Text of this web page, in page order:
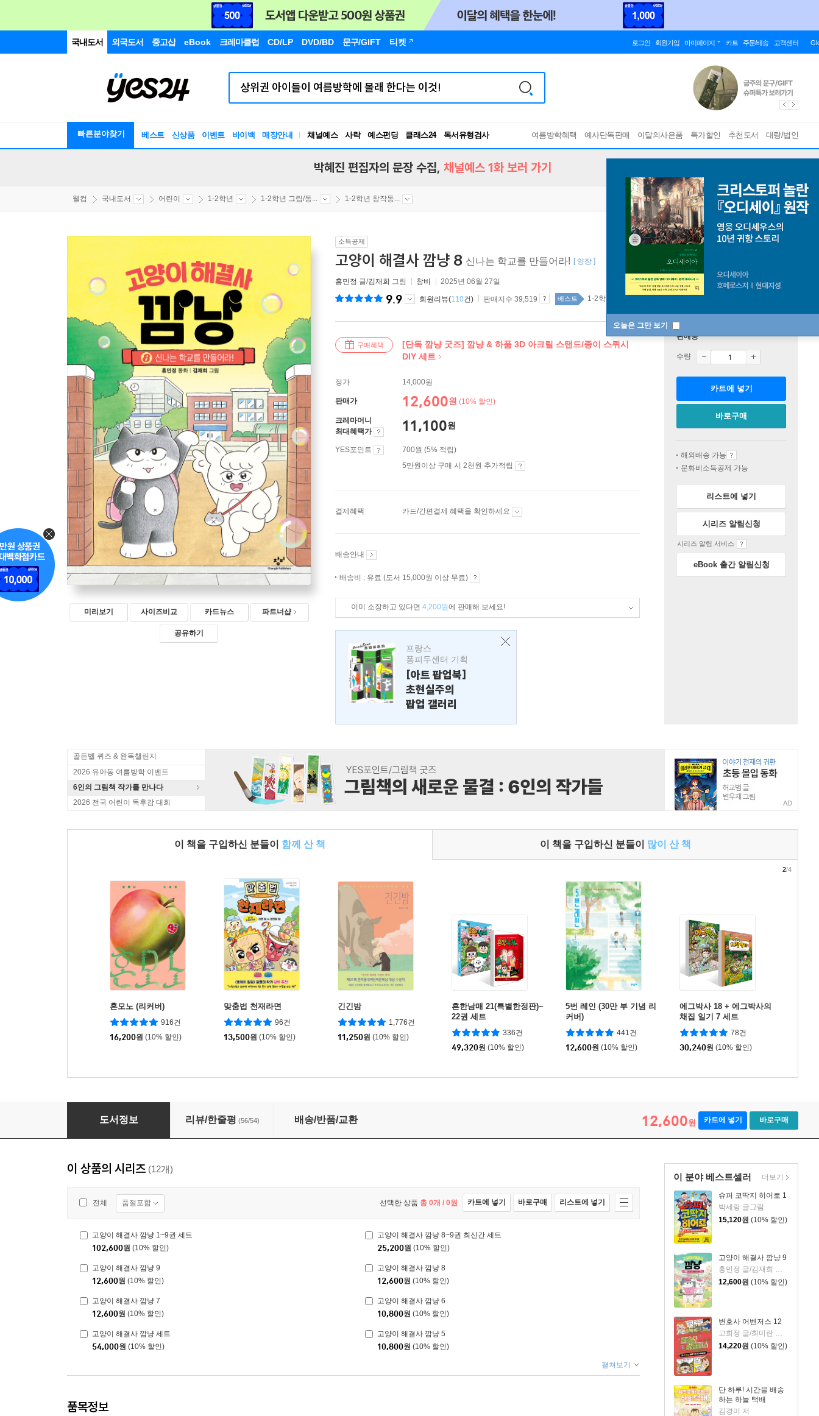
국내도서 외국도서 중고샵 eBook 크레마클럽 CD/LP DVD/BD 문구/GIFT 티켓 로그인 회원가입 마이페이지 카트 주문/배송 고객센터
빠른분야찾기 베스트 신상품 이벤트 바이백 매장안내 채널예스 사락 예스펀딩 클래스24
독서유형검사
RBTI Lab
여름방학혜택 예사단독판매 이달의사은품 특가할인 추천도서 대량/법인
오늘은 그만 보기
박혜진 편집자의 문장 수집, 채널예스 1화 보러 가기
웰컴 국내도서 어린이 1-2학년 1-2학년 그림/동... 1-2학년 창작동...
미리보기 사이즈비교 카드뉴스 파트너샵
공유하기
소득공제
고양이 해결사 깜냥 8 신나는 학교를 만들어라! [ 양장 ]
홍민정 글/김재희 그림 창비 2025년 06월 27일
9.9 회원리뷰(110건) 판매지수 39,519 베스트 1-2학년 68위
구매혜택
[단독 깜냥 굿즈] 깜냥 & 하품 3D 아크릴 스탠드/종이 스퀴시
DIY 세트
정가 14,000원
판매가 12,600원 (10% 할인)
크레마머니
최대혜택가
11,100원
YES포인트
700원 (5% 적립)
5만원이상 구매 시 2천원 추가적립
결제혜택 카드/간편결제 혜택을 확인하세요
배송안내
배송비 : 유료 (도서 15,000원 이상 무료)
이미 소장하고 있다면 4,200원에 판매해 보세요!
프랑스
퐁피두센터 기획
[아트 팝업북]
초현실주의
팝업 갤러리
판매중
수량
카트에 넣기
바로구매
해외배송 가능
문화비소득공제 가능
리스트에 넣기
시리즈 알림신청
시리즈 알림 서비스
eBook 출간 알림신청
골든벨 퀴즈 & 완독챌린지
2026 유아동 여름방학 이벤트
6인의 그림책 작가를 만나다
2026 전국 어린이 독후감 대회
AD
이 책을 구입하신 분들이 함께 산 책 이 책을 구입하신 분들이 많이 산 책
혼모노 (리커버)
916건
16,200원 (10% 할인)
맞춤법 천재라면
96건
13,500원 (10% 할인)
긴긴밤
1,776건
11,250원 (10% 할인)
흔한남매 21(특별한정판)~
22권 세트
336건
49,320원 (10% 할인)
5번 레인 (30만 부 기념 리
커버)
441건
12,600원 (10% 할인)
에그박사 18 + 에그박사의
채집 일기 7 세트
78건
30,240원 (10% 할인)
2/4
고양이 해결사 깜냥 8
도서정보 리뷰/한줄평 (56/54) 배송/반품/교환 12,600원 카트에 넣기 바로구매
이 분야 베스트셀러
슈퍼 코딱지 히어로 1
박세랑 글그림
15,120원 (10% 할인)
고양이 해결사 깜냥 9
홍민정 글/김재희 그림
12,600원 (10% 할인)
변호사 어벤저스 12
고희정 글/최미란 그림/신주영 감수
14,220원 (10% 할인)
단 하루! 시간을 배송
하는 하늘 택배
김경미 저
더보기
이 상품의 시리즈 (12개)
전체 품절포함 선택한 상품 총 0개 / 0원 카트에 넣기 바로구매 리스트에 넣기
고양이 해결사 깜냥 1~9권 세트
102,600원 (10% 할인)
고양이 해결사 깜냥 8~9권 최신간 세트
25,200원 (10% 할인)
고양이 해결사 깜냥 9
12,600원 (10% 할인)
고양이 해결사 깜냥 8
12,600원 (10% 할인)
고양이 해결사 깜냥 7
12,600원 (10% 할인)
고양이 해결사 깜냥 6
10,800원 (10% 할인)
고양이 해결사 깜냥 세트
54,000원 (10% 할인)
고양이 해결사 깜냥 5
10,800원 (10% 할인)
펼쳐보기
품목정보